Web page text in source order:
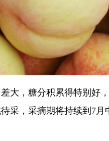
大，糖分积累得特别好
采，采摘期将持续到7月